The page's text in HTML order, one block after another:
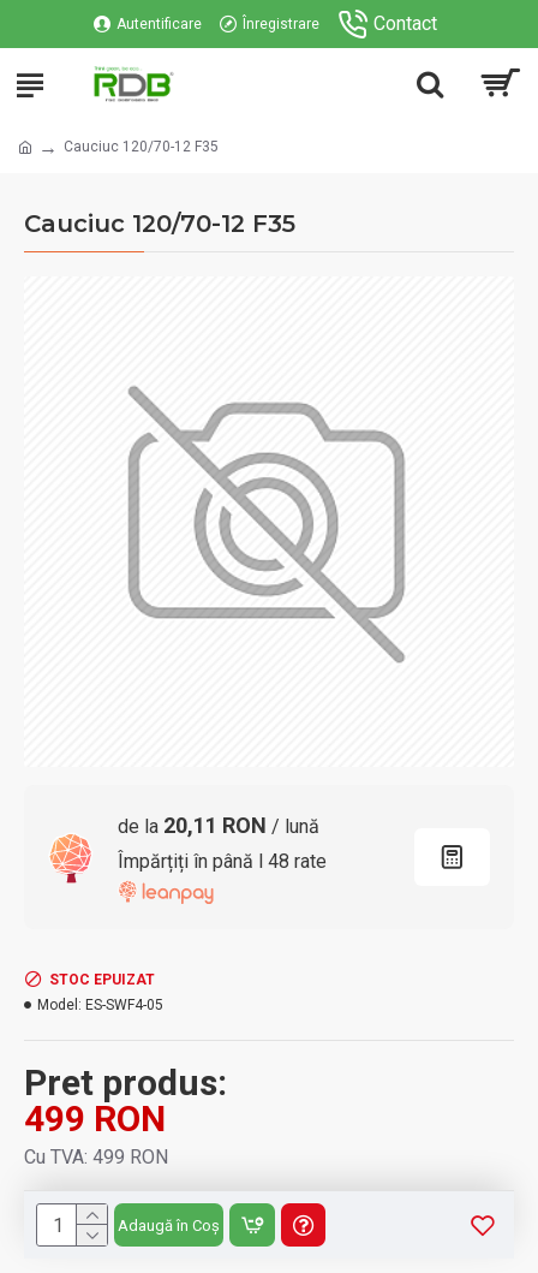
Autentificare Înregistrare Contact
Cauciuc 120/70-12 F35
Cauciuc 120/70-12 F35
de la 20,11 RON / lună
Împărțiți în până l 48 rate
Pret produs:
499 RON
Cu TVA: 499 RON
STOC EPUIZAT
Model: ES-SWF4-05
Adaugă în Coș